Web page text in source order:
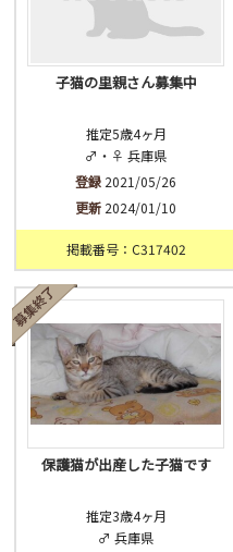
子猫の里親さん募集中
推定5歳4ヶ月
♂・♀ 兵庫県
登録 2021/05/26
更新 2024/01/10
掲載番号：C317402
保護猫が出産した子猫です
推定3歳4ヶ月
♂ 兵庫県